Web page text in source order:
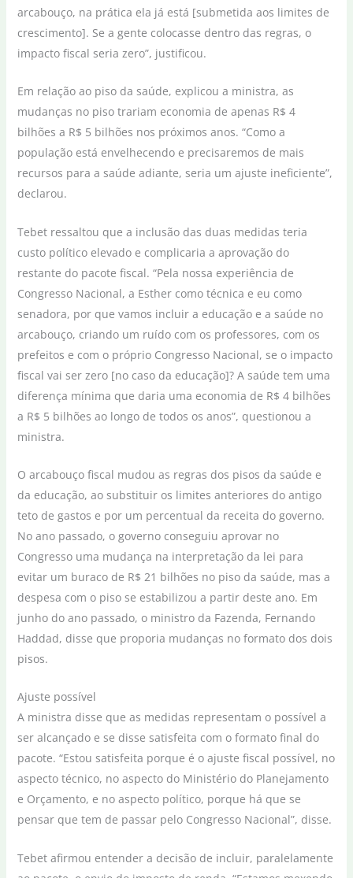
arcabouço, na prática ela já está [submetida aos limites de
crescimento]. Se a gente colocasse dentro das regras, o
impacto fiscal seria zero”, justificou.
Em relação ao piso da saúde, explicou a ministra, as
mudanças no piso trariam economia de apenas R$ 4
bilhões a R$ 5 bilhões nos próximos anos. “Como a
população está envelhecendo e precisaremos de mais
recursos para a saúde adiante, seria um ajuste ineficiente”,
declarou.
Tebet ressaltou que a inclusão das duas medidas teria
custo político elevado e complicaria a aprovação do
restante do pacote fiscal. “Pela nossa experiência de
Congresso Nacional, a Esther como técnica e eu como
senadora, por que vamos incluir a educação e a saúde no
arcabouço, criando um ruído com os professores, com os
prefeitos e com o próprio Congresso Nacional, se o impacto
fiscal vai ser zero [no caso da educação]? A saúde tem uma
diferença mínima que daria uma economia de R$ 4 bilhões
a R$ 5 bilhões ao longo de todos os anos”, questionou a
ministra.
O arcabouço fiscal mudou as regras dos pisos da saúde e
da educação, ao substituir os limites anteriores do antigo
teto de gastos e por um percentual da receita do governo.
No ano passado, o governo conseguiu aprovar no
Congresso uma mudança na interpretação da lei para
evitar um buraco de R$ 21 bilhões no piso da saúde, mas a
despesa com o piso se estabilizou a partir deste ano. Em
junho do ano passado, o ministro da Fazenda, Fernando
Haddad, disse que proporia mudanças no formato dos dois
pisos.
Ajuste possível
A ministra disse que as medidas representam o possível a
ser alcançado e se disse satisfeita com o formato final do
pacote. “Estou satisfeita porque é o ajuste fiscal possível, no
aspecto técnico, no aspecto do Ministério do Planejamento
e Orçamento, e no aspecto político, porque há que se
pensar que tem de passar pelo Congresso Nacional”, disse.
Tebet afirmou entender a decisão de incluir, paralelamente